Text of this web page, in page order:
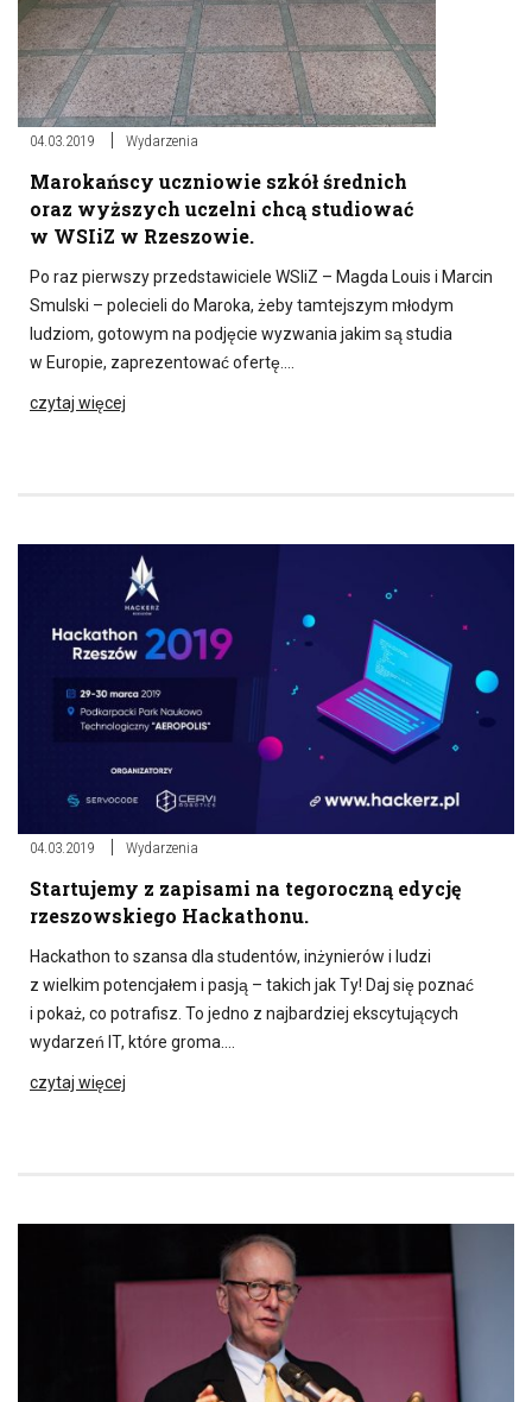
04.03.2019 Wydarzenia
Marokańscy uczniowie szkół średnich
oraz wyższych uczelni chcą studiować
w WSIiZ w Rzeszowie.
Po raz pierwszy przedstawiciele WSIiZ – Magda Louis i Marcin
Smulski – polecieli do Maroka, żeby tamtejszym młodym
ludziom, gotowym na podjęcie wyzwania jakim są studia
w Europie, zaprezentować ofertę….
czytaj więcej
04.03.2019 Wydarzenia
Startujemy z zapisami na tegoroczną edycję
rzeszowskiego Hackathonu.
Hackathon to szansa dla studentów, inżynierów i ludzi
z wielkim potencjałem i pasją – takich jak Ty! Daj się poznać
i pokaż, co potrafisz. To jedno z najbardziej ekscytujących
wydarzeń IT, które groma….
czytaj więcej